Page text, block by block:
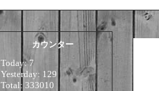
カウンター
Today:7
Yesterday: 129
Total: 333010